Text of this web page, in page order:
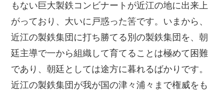
もない巨大製鉄コンビナートが近江の地に出来上
がっており、大いに戸惑った筈です。いまから、
近江の製鉄集団に打ち勝てる別の製鉄集団を、朝
廷主導で一から組織して育てることは極めて困難
であり、朝廷としては途方に暮れるばかりです。
近江の製鉄集団が我が国の津々浦々まで権威をも